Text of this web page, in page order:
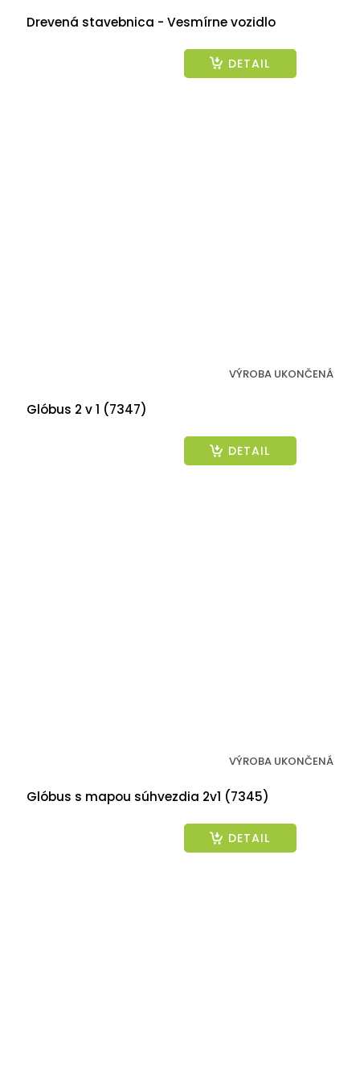
Drevená stavebnica - Vesmírne vozidlo
DETAIL
Glóbus 2 v 1 (7347)
VÝROBA UKONČENÁ
DETAIL
Glóbus s mapou súhvezdia 2v1 (7345)
VÝROBA UKONČENÁ
DETAIL